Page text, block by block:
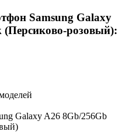
Samsung Galaxy
(Персиково-розовый):
Galaxy A26 8Gb/256Gb